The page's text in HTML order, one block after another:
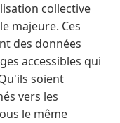
collective
majeure. Ces
des données
accessibles qui
soient
vers les
le même